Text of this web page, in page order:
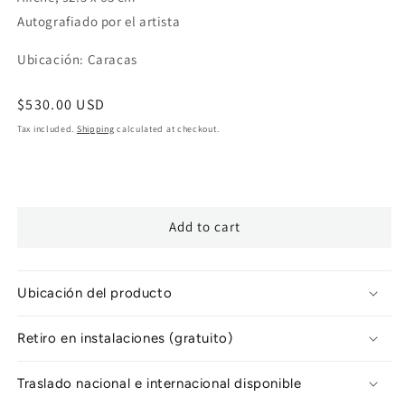
Autografiado por el artista
Ubicación: Caracas
Regular
price
$530.00 USD
Tax included. Shipping calculated at checkout.
Add to cart
Ubicación del producto
Retiro en instalaciones (gratuito)
Traslado nacional e internacional disponible